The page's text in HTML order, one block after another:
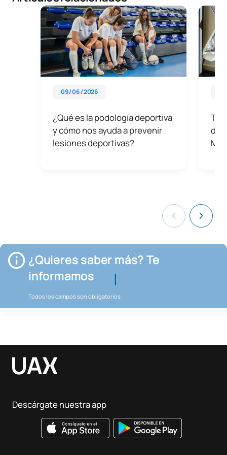
09 / 06 / 2026
¿Qué es la podología deportiva
y cómo nos ayuda a prevenir
lesiones deportivas?
de
¿Quieres saber más? Te
informamos
Todos los campos son obligatorios
Descárgate nuestra app